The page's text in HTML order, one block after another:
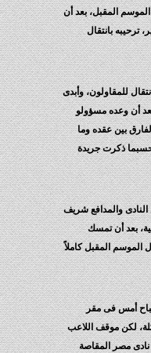
المقبل، بعد أن
ترحيبه بانتقال
للمقاولون، وأبدى
أن وعده مسؤولو
بين عقده وما
ذكرت جريدة
والمدافع شريف
بعد أن تمسك
الموسم المقبل كاملاً
أمس فى مقر
لكن موقف اللاعب
مصر المقاصة